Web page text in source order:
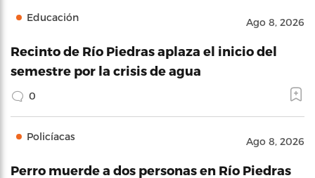
Educación Ago 8, 2026
Recinto de Río Piedras aplaza el inicio del
semestre por la crisis de agua
0
Policíacas Ago 8, 2026
Perro muerde a dos personas en Río Piedras